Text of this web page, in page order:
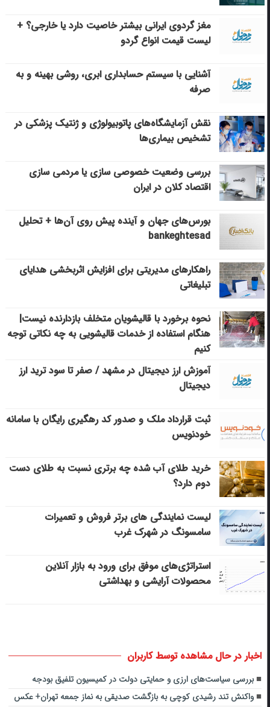
مغز گردوی ایرانی بیشتر خاصیت دارد یا خارجی؟ +
لیست قیمت انواع گردو
آشنایی با سیستم حسابداری ابری، روشی بهینه و به
صرفه
نقش آزمایشگاه‌های پاتوبیولوژی و ژنتیک پزشکی در
تشخیص بیماری‌ها
بررسی وضعیت خصوصی سازی یا مردمی سازی
اقتصاد کلان در ایران
بورس‌های جهان و آینده پیش روی آن‌ها + تحلیل
bankeghtesad
راهکارهای مدیریتی برای افزایش اثربخشی هدایای
تبلیغاتی
نحوه برخورد با قالیشویان متخلف بازدارنده نیست|
هنگام استفاده از خدمات قالیشویی به چه نکاتی توجه
کنیم
آموزش ارز دیجیتال در مشهد / صفر تا سود ترید ارز
دیجیتال
ثبت قرارداد ملک و صدور کد رهگیری رایگان با سامانه
خودنویس
خرید طلای آب شده چه برتری نسبت به طلای دست
دوم دارد؟
لیست نمایندگی های برتر فروش و تعمیرات
سامسونگ در شهرک غرب
استراتژی‌های موفق برای ورود به بازار آنلاین
محصولات آرایشی و بهداشتی
اخبار در حال مشاهده توسط کاربران
بررسی سیاست‌های ارزی و حمایتی دولت در کمیسیون تلفیق بودجه
واکنش تند رشیدی کوچی به بازگشت صدیقی به نماز جمعه تهران+ عکس